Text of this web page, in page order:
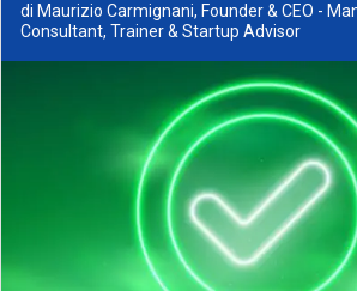
di Maurizio Carmignani, Founder & CEO -
Consultant, Trainer & Startup Advisor